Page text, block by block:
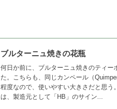
ブルターニュ焼きの花瓶
何日か前に、ブルターニュ焼きのティー
た。こちらも、同じカンペール（
程度なので、使いやすい大きさだと思う
は、製造元として「HB」のサイン...